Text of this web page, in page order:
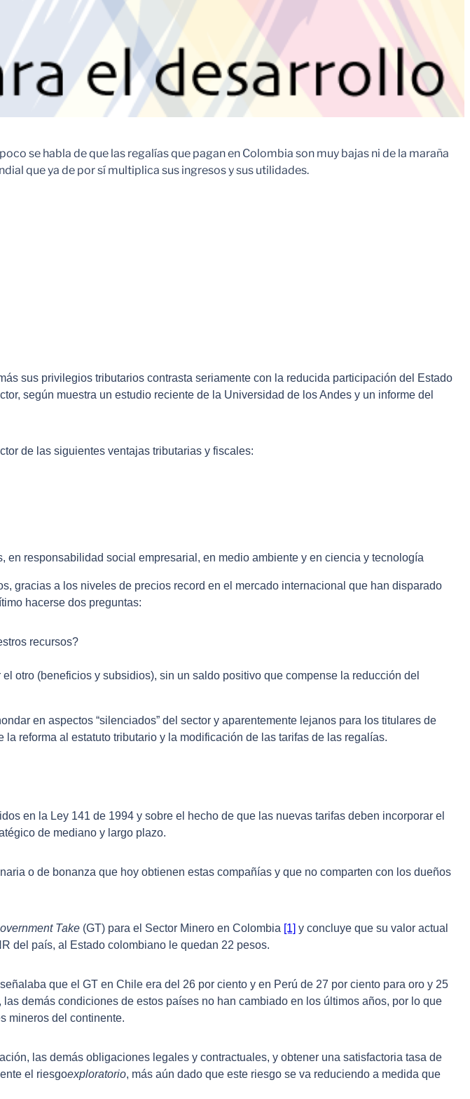
se habla de que las regalías que pagan en Colombia son muy bajas ni de la maraña
que ya de por sí multiplica sus ingresos y sus utilidades.
sus privilegios tributarios contrasta seriamente con la reducida participación del Estado
según muestra un estudio reciente de la Universidad de los Andes y un informe del
de las siguientes ventajas tributarias y fiscales:
responsabilidad social empresarial, en medio ambiente y en ciencia y tecnología
gracias a los niveles de precios record en el mercado internacional que han disparado
hacerse dos preguntas:
recursos?
otro (beneficios y subsidios), sin un saldo positivo que compense la reducción del
en aspectos “silenciados” del sector y aparentemente lejanos para los titulares de
reforma al estatuto tributario y la modificación de las tarifas de las regalías.
en la Ley 141 de 1994 y sobre el hecho de que las nuevas tarifas deben incorporar el
de mediano y largo plazo.
o de bonanza que hoy obtienen estas compañías y que no comparten con los dueños
Take (GT) para el Sector Minero en Colombia [1] y concluye que su valor actual
del país, al Estado colombiano le quedan 22 pesos.
que el GT en Chile era del 26 por ciento y en Perú de 27 por ciento para oro y 25
demás condiciones de estos países no han cambiado en los últimos años, por lo que
mineros del continente.
las demás obligaciones legales y contractuales, y obtener una satisfactoria tasa de
el riesgoexploratorio, más aún dado que este riesgo se va reduciendo a medida que